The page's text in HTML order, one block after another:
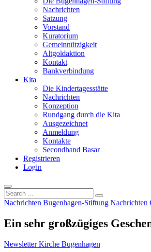
Nachrichten
Satzung
Vorstand
Kuratorium
Gemeinnützigkeit
Altgoldaktion
Kontakt
Bankverbindung
Kita
Die Kindertagesstätte
Nachrichten
Konzeption
Rundgang durch die Kita
Ausgezeichnet
Anmeldung
Kontakte
Secondhand Basar
Registrieren
Login
Search
…
Nachrichten Bugenhagen-Stiftung Nachrichten
Ein sehr großzügiges
Newsletter Kirche Bugenhagen